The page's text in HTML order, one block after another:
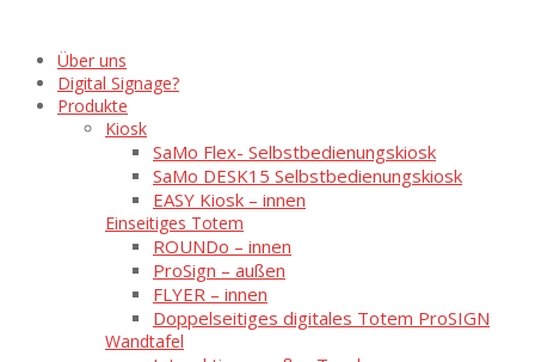
Über uns
Digital Signage?
Produkte
Kiosk
SaMo Flex- Selbstbedienungskiosk
SaMo DESK15 Selbstbedienungskiosk
EASY Kiosk – innen
Einseitiges Totem
ROUNDo – innen
ProSign – außen
FLYER – innen
Doppelseitiges digitales Totem ProSIGN
Wandtafel